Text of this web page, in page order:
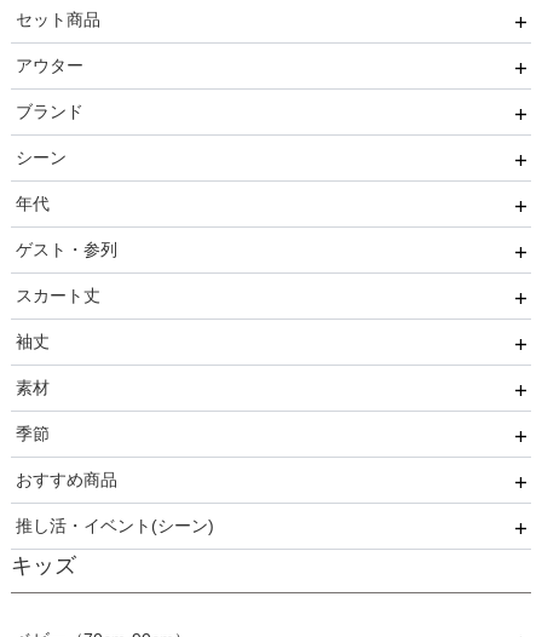
その他
ブレスレット
推しに会う日はこれ♡
高級レストランにぴったり！洗練された夜の装い
初めての結婚式参列はこれで間違いない！
ご親族・マザードレス風
同窓会に着ていきたい憧れドレスはこれ♡
ワンランク上を叶える謝恩会ドレス
好印象セレモニーコーデ 初めての卒園式もこれ一着で安心
♡
セット商品
8点セット(ドレス＋小物7点)
6点セット(ドレス＋小物5点)
4点セット（ドレス＋小物3点）
アウター
ファー
ジャケット
コート
ブランド
AIMER
CELFORD
FRAY I.D
SNIDEL
kaene
Phase Eight
REWAKES
シーン
結婚式・パーティ
成人式・同窓会
入卒・セレモニー
食事・挨拶
仏事
面接・入学式
年代
20代
30代
40代
50代
60代以上
ゲスト・参列
友人
親族
いとこ
職場
スカート丈
ミニ・ショート・膝上
膝丈
ミモレ丈・ひざ下
ロング
袖丈
袖あり
ノースリーブ
半袖
5分丈・7分丈
長袖
素材
レース・チュール
刺繍
ビジュー・スパンコール
フリル
季節
春
夏
秋
おすすめ商品
おすすめ商品
推し活・イベント(シーン)
推し活・イベント
キッズ